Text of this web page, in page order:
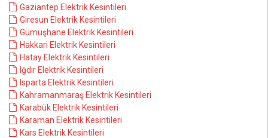
Gaziantep Elektrik Kesintileri
Giresun Elektrik Kesintileri
Gümüşhane Elektrik Kesintileri
Hakkari Elektrik Kesintileri
Hatay Elektrik Kesintileri
Iğdır Elektrik Kesintileri
Isparta Elektrik Kesintileri
Kahramanmaraş Elektrik Kesintileri
Karabük Elektrik Kesintileri
Karaman Elektrik Kesintileri
Kars Elektrik Kesintileri